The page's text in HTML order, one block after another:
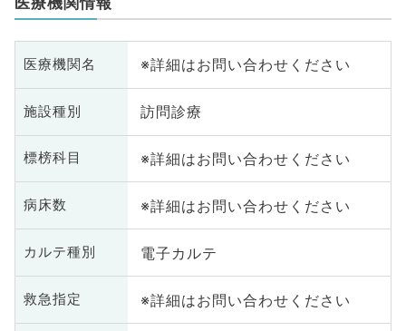
医療機関名 ※詳細はお問い合わせください
施設種別 訪問診療
標榜科目 ※詳細はお問い合わせください
病床数 ※詳細はお問い合わせください
カルテ種別 電子カルテ
救急指定 ※詳細はお問い合わせください